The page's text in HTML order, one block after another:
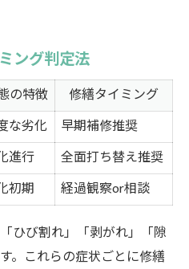
ング判定法
の特徴
修繕タイミング
な劣化
早期補修推奨
進行
全面打ち替え推奨
初期 経過観察or相談
ひび割れ」「剥がれ」「隙
。これらの症状ごとに修繕